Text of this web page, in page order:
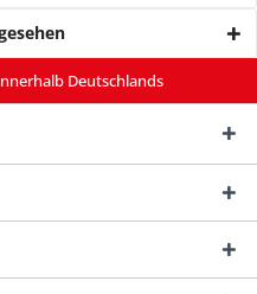
Deutschlands